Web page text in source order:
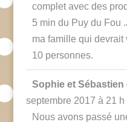
complet avec des
5 min du Puy du Fou
ma famille qui
10 personnes.
Sophie et Sébastien
septembre 2017 à 21 h
Nous avons passé